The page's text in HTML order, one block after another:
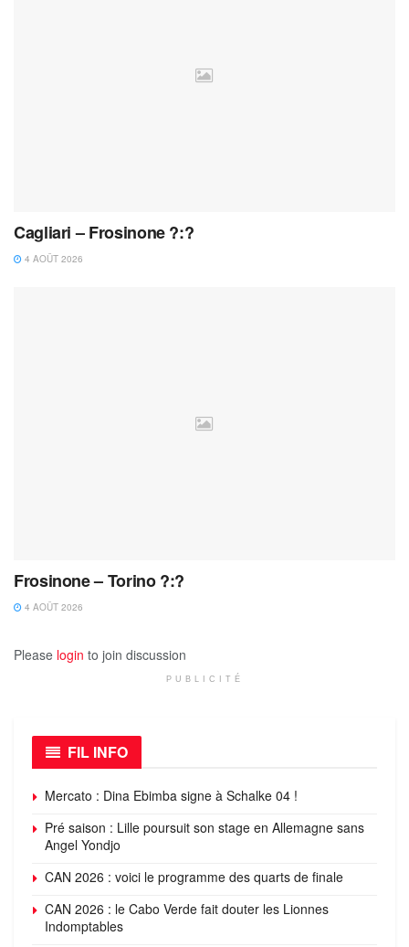
Cagliari – Frosinone ?:?
4 AOÛT 2026
Frosinone – Torino ?:?
4 AOÛT 2026
Please login to join discussion
PUBLICITÉ
FIL INFO
Mercato : Dina Ebimba signe à Schalke 04 !
Pré saison : Lille poursuit son stage en Allemagne sans
Angel Yondjo
CAN 2026 : voici le programme des quarts de finale
CAN 2026 : le Cabo Verde fait douter les Lionnes
Indomptables